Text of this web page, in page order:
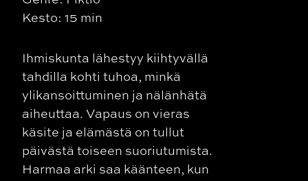
Kesto: 15 min
Ihmiskunta lähestyy kiihtyvällä
tahdilla kohti tuhoa, minkä
ylikansoittuminen ja nälänhätä
aiheuttaa. Vapaus on vieras
käsite ja elämästä on tullut
päivästä toiseen suoriutumista.
Harmaa arki saa käänteen, kun